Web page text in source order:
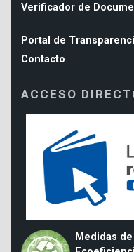
Verificador de
Portal de
Contacto
ACCESO
Medidas de